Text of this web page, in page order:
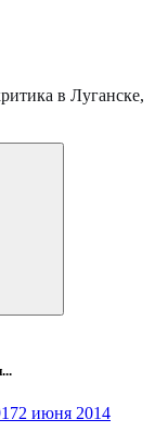
в Луганске,
2 июня 2014